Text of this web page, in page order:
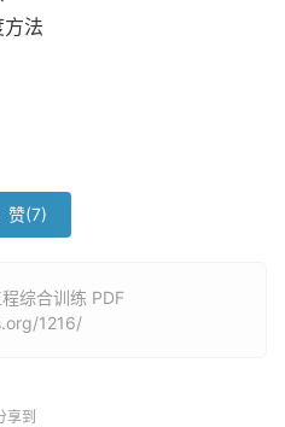
法
赞(7)
综合训练 PDF
1216/
享到